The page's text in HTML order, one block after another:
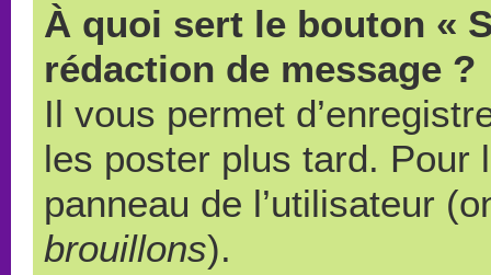
À quoi sert le bouton «
rédaction de message ?
Il vous permet
les poster plus tard. Pour
panneau de l’utilisateur
brouillons).